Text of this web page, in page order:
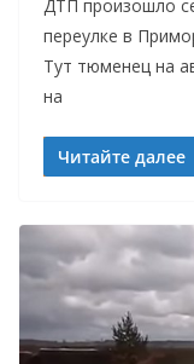
ДТП произошло
переулке в
Тут тюменец на
на
Читайте далее